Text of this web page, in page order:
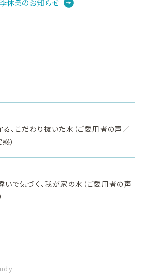
休業のお知らせ
、こだわり抜いた水（ご愛用者の声／
）
で気づく、我が家の水（ご愛用者の声